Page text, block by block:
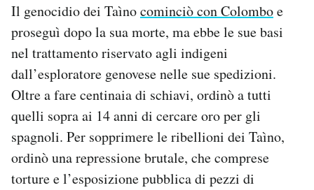
Il genocidio dei Taìnocominciò con Colomboe
proseguì dopo la sua morte, ma ebbe le sue basi
nel trattamento riservato agli indigeni
dall’esploratore genovese nelle sue spedizioni.
Oltre a fare centinaia di schiavi, ordinò a tutti
quelli sopra ai 14 anni di cercare oro per gli
spagnoli. Per sopprimere le ribellioni dei Taìno,
ordinò una repressione brutale, che comprese
torture e l’esposizione pubblica di pezzi di